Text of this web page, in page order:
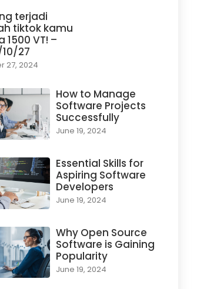
terjadi
tiktok kamu
1500 VT! –
27
27, 2024
How to Manage
Software Projects
Successfully
June 19, 2024
Essential Skills for
Aspiring Software
Developers
June 19, 2024
Why Open Source
Software is Gaining
Popularity
June 19, 2024